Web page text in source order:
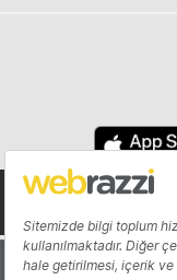
Hakkında